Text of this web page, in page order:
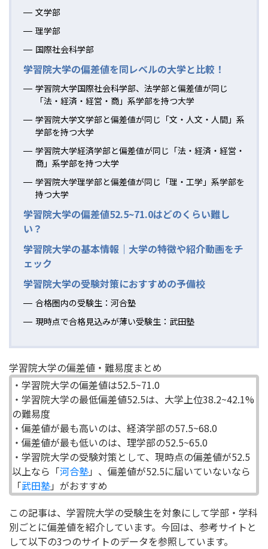
文学部
理学部
国際社会科学部
学習院大学の偏差値を同レベルの大学と比較！
学習院大学国際社会科学部、法学部と偏差値が同じ
「法・経済・経営・商」系学部を持つ大学
学習院大学文学部と偏差値が同じ「文・人文・人間」系
学部を持つ大学
学習院大学経済学部と偏差値が同じ「法・経済・経営・
商」系学部を持つ大学
学習院大学理学部と偏差値が同じ「理・工学」系学部を
持つ大学
学習院大学の偏差値52.5~71.0はどのくらい難し
い？
学習院大学の基本情報｜大学の特徴や紹介動画をチ
ェック
学習院大学の受験対策におすすめの予備校
合格圏内の受験生：河合塾
現時点で合格見込みが薄い受験生：武田塾
学習院大学の偏差値・難易度まとめ
・学習院大学の偏差値は52.5~71.0
・学習院大学の最低偏差値52.5は、大学上位38.2~42.1%
の難易度
・偏差値が最も高いのは、経済学部の57.5~68.0
・偏差値が最も低いのは、理学部の52.5~65.0
・学習院大学の受験対策として、現時点の偏差値が52.5
以上なら「河合塾」、偏差値が52.5に届いていないなら
「武田塾」がおすすめ
この記事は、学習院大学の受験生を対象にして学部・学科
別ごとに偏差値を紹介しています。今回は、参考サイトと
して以下の3つのサイトのデータを参照しています。